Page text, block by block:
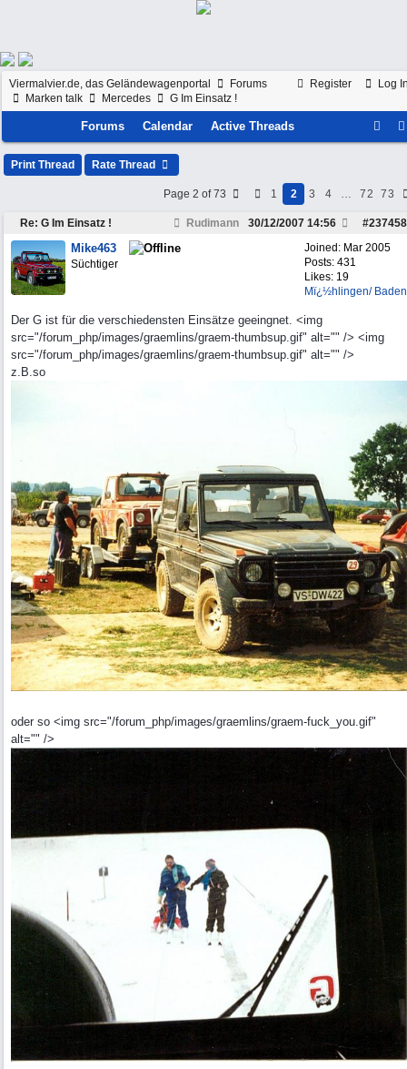
Register Log
Viermalvier.de, das Geländewagenportal
Forums
Marken talk
Mercedes G Im Einsatz !
Forums Calendar Active Threads
Print Thread Rate Thread
Page 2 of 73 1 2 3 4 … 72 73
Re: G Im Einsatz ! Rudimann #237458
30/12/2007 14:56
Joined: Mar 2005
Posts: 431
Likes: 19
Mï¿½hlingen/ Baden
Mike463
Süchtiger
Der G ist für die verschiedensten Einsätze geeingnet. <img
src="/forum_php/images/graemlins/graem-thumbsup.gif" alt="" /> <img
src="/forum_php/images/graemlins/graem-thumbsup.gif" alt="" />
z.B.so
oder so <img src="/forum_php/images/graemlins/graem-fuck_you.gif"
alt="" />